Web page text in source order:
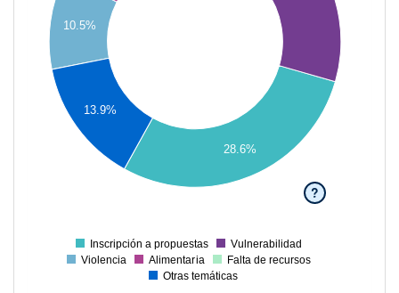
28.6%
10.5%
13.9%
0
Inscripción a propuestas
Vulnerabilidad
Violencia
Alimentaria
Falta de recursos
Otras temáticas
?